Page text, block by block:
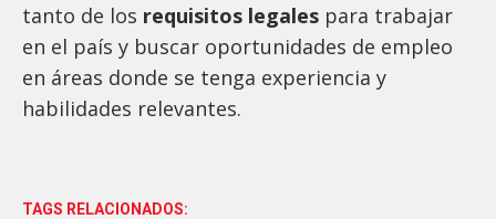
tanto de los requisitos legales para trabajar
en el país y buscar oportunidades de empleo
en áreas donde se tenga experiencia y
habilidades relevantes.
TAGS RELACIONADOS: